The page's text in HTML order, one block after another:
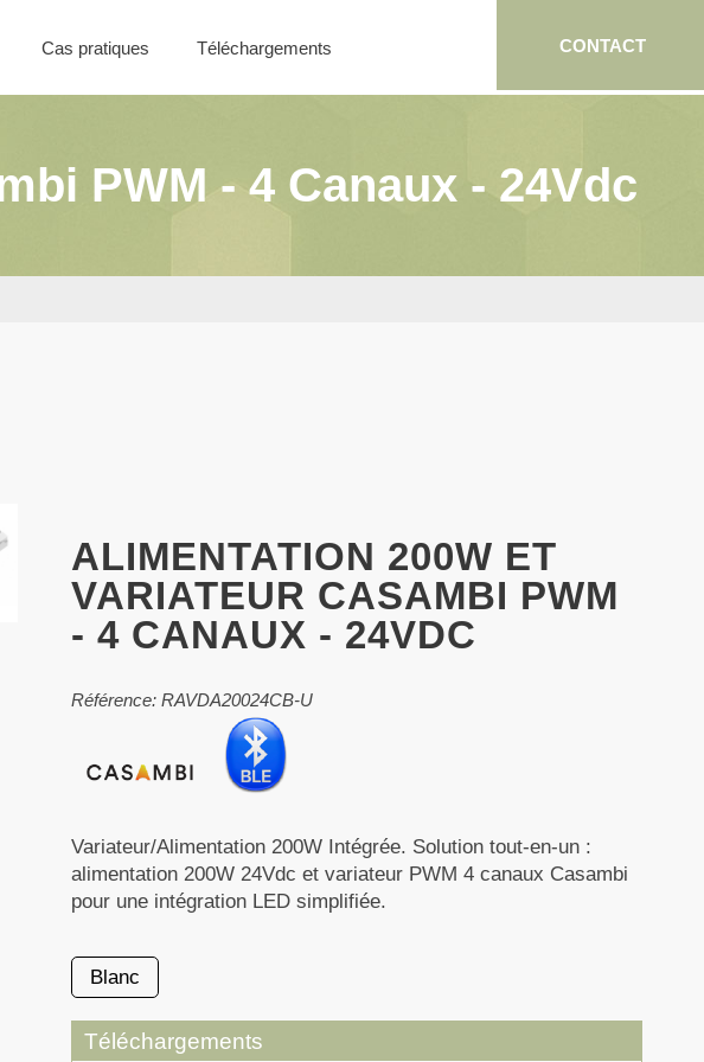
Cas pratiques Téléchargements CONTACT
PWM - 4 Canaux - 24Vdc
ALIMENTATION 200W ET
VARIATEUR CASAMBI PWM
- 4 CANAUX - 24VDC
Référence: RAVDA20024CB-U
Variateur/Alimentation 200W Intégrée. Solution tout-en-un :
alimentation 200W 24Vdc et variateur PWM 4 canaux Casambi
pour une intégration LED simplifiée.
Blanc
Téléchargements